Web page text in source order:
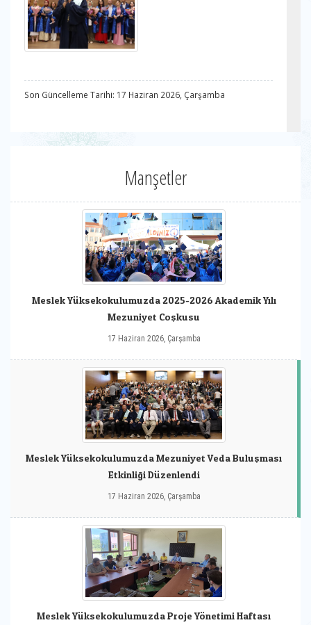
Son Güncelleme Tarihi: 17 Haziran 2026, Çarşamba
Manşetler
Meslek Yüksekokulumuzda 2025-2026 Akademik Yılı
Mezuniyet Coşkusu
17 Haziran 2026, Çarşamba
Meslek Yüksekokulumuzda Mezuniyet Veda Buluşması
Etkinliği Düzenlendi
17 Haziran 2026, Çarşamba
Meslek Yüksekokulumuzda Proje Yönetimi Haftası